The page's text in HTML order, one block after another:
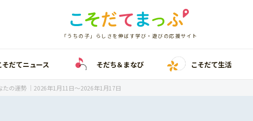
「うちの子」らしさを伸ばす学び・遊びの応援サイト
そだてニュース そだち＆まなび こそだて生活
たの運勢 ｜2026年1月11日〜2026年1月17日